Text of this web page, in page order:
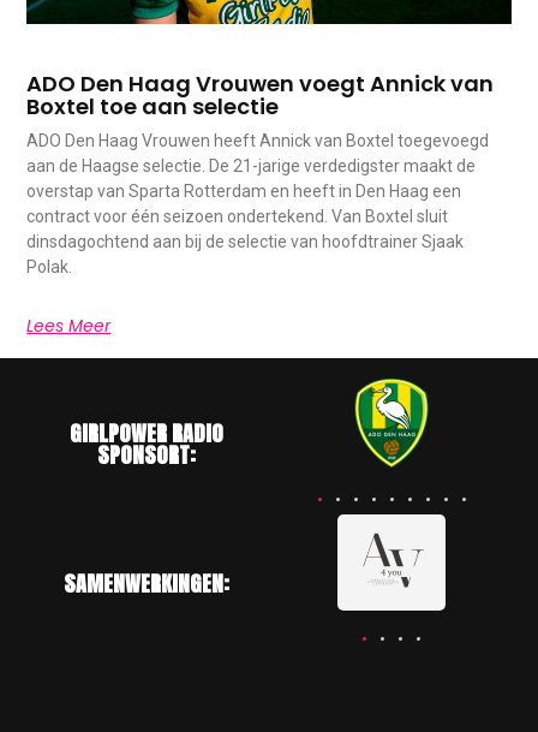
ADO Den Haag Vrouwen voegt Annick van
Boxtel toe aan selectie
ADO Den Haag Vrouwen heeft Annick van Boxtel toegevoegd
aan de Haagse selectie. De 21-jarige verdedigster maakt de
overstap van Sparta Rotterdam en heeft in Den Haag een
contract voor één seizoen ondertekend. Van Boxtel sluit
dinsdagochtend aan bij de selectie van hoofdtrainer Sjaak
Polak.
Lees Meer
GIRLPOWER RADIO
SPONSORT:
SAMENWERKINGEN: